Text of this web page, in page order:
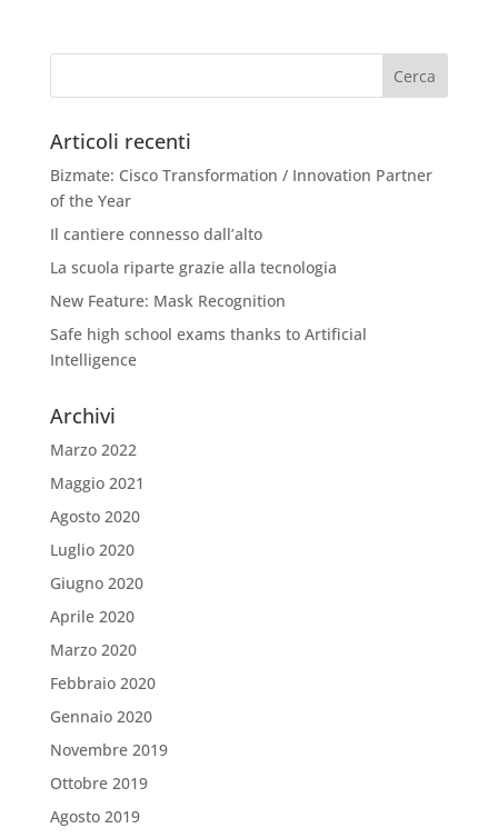
Articoli recenti
Bizmate: Cisco Transformation / Innovation Partner
of the Year
Il cantiere connesso dall’alto
La scuola riparte grazie alla tecnologia
New Feature: Mask Recognition
Safe high school exams thanks to Artificial
Intelligence
Archivi
Marzo 2022
Maggio 2021
Agosto 2020
Luglio 2020
Giugno 2020
Aprile 2020
Marzo 2020
Febbraio 2020
Gennaio 2020
Novembre 2019
Ottobre 2019
Agosto 2019